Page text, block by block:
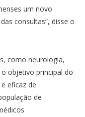
um novo
consultas”, disse o
como neurologia,
objetivo principal do
eficaz de
de